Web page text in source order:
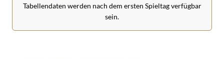
Tabellendaten werden nach dem ersten Spieltag verfügbar
sein.